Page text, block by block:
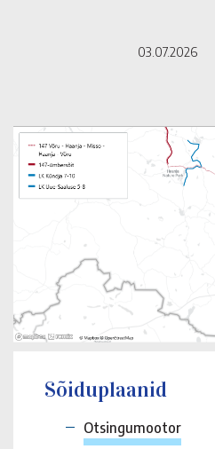
03.07.2026
Sõiduplaanid
Otsingumootor